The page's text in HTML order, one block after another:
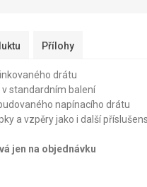
Přílohy
drátu
standardním balení
napínacího drátu
a vzpěry jako i další
jen na objednávku